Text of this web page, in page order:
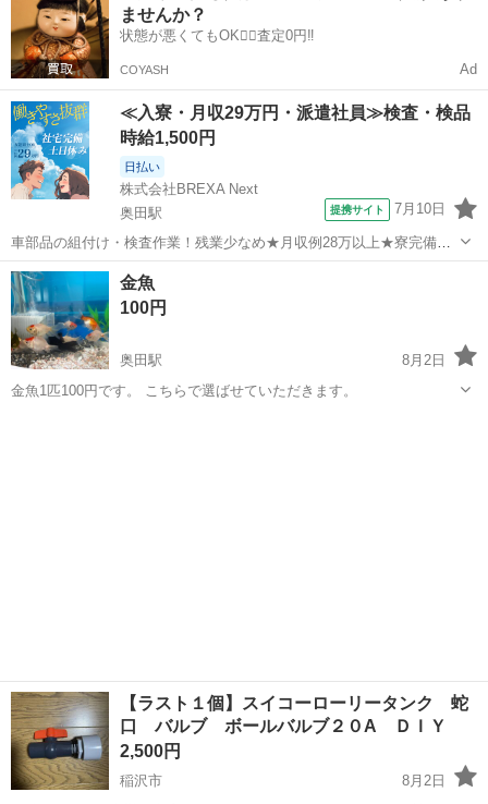
りかねま...
ませんか？
状態が悪くてもOK🙆‍♀️査定0円‼️
COYASH Ad
≪入寮・月収29万円・派遣社員≫検査・検品
時給1,500円
日払い
株式会社BREXA Next
奥田駅
提携サイト 7月10日
車部品の組付け・検査作業！残業少なめ★月収例28万以上★寮完備！
赴任旅費会社負担なので遠方の方も安心♪マイカー通勤OK！未経験の
方活躍中！食堂利用可！20代、30代、40代の男女活躍中！《愛知県稲
沢市》 人気の工場のお仕事...
愛知 稲沢市 奥田駅
金魚
100円
奥田駅
8月2日
金魚1匹100円です。 こちらで選ばせていただきます。
【ラスト１個】スイコーローリータンク 蛇
口 バルブ ボールバルブ２０A ＤＩＹ
2,500円
稲沢市
8月2日